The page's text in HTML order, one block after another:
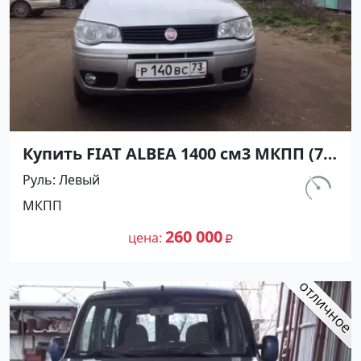
Купить FIAT ALBEA 1400 см3 МКПП (75
л.с.) Бензин инжектор в Кропоткин:
цвет серебристый Седан 2008 года по
цене 260000 рублей, объявление
№3478 на сайте Авторынок23
км.
Руль Левый
МКПП
цена 260 000